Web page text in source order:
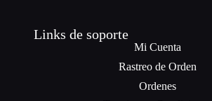
Links de soporte
Mi Cuenta
Rastreo de Orden
Ordenes